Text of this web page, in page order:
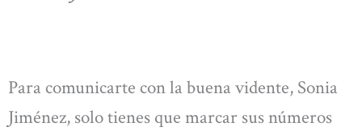
Para comunicarte con la buena vidente, Sonia
Jiménez, solo tienes que marcar sus números